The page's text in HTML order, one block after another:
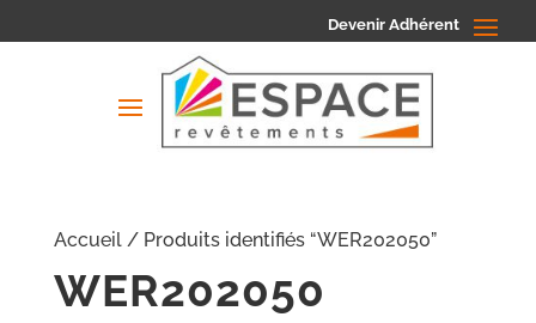
Devenir Adhérent
Accueil/ Produits identifiés “WER202050”
WER202050